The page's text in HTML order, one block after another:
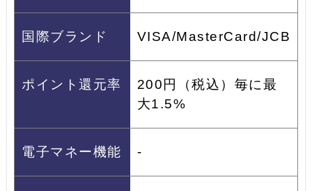
国際ブランド VISA/MasterCard/JCB
ポイント還元率
200円（税込）毎に最
大1.5%
電子マネー機能 -